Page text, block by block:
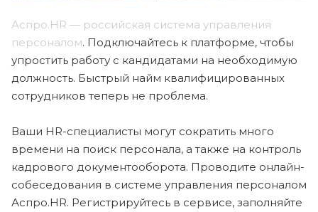
Аспро.HR — российская система управления
персоналом. Подключайтесь к платформе, чтобы
упростить работу с кандидатами на необходимую
должность. Быстрый найм квалифицированных
сотрудников теперь не проблема.
Ваши HR-специалисты могут сократить много
времени на поиск персонала, а также на контроль
кадрового документооборота. Проводите онлайн-
собеседования в системе управления персоналом
Аспро.HR. Регистрируйтесь в сервисе, заполняйте